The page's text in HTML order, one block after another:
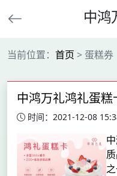
中鸿
当前位置： 首页 > 蛋糕券
中鸿万礼鸿礼蛋
时间：2021-12-08